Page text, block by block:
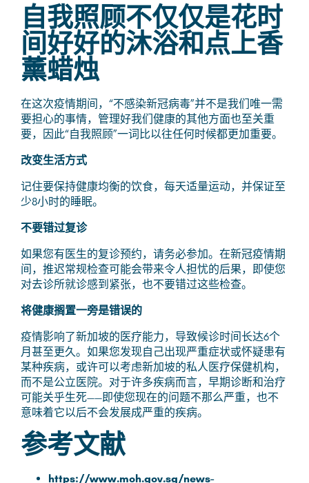
自我照顾不仅仅是花时
间好好的沐浴和点上香
薰蜡烛
在这次疫情期间，“不感染新冠病毒”并不是我们唯一需
要担心的事情，管理好我们健康的其他方面也至关重
要，因此“自我照顾”一词比以往任何时候都更加重要。
改变生活方式
记住要保持健康均衡的饮食，每天适量运动，并保证至
少8小时的睡眠。
不要错过复诊
如果您有医生的复诊预约，请务必参加。在新冠疫情期
间，推迟常规检查可能会带来令人担忧的后果，即使您
对去诊所就诊感到紧张，也不要错过这些检查。
将健康搁置一旁是错误的
疫情影响了新加坡的医疗能力，导致候诊时间长达6个
月甚至更久。如果您发现自己出现严重症状或怀疑患有
某种疾病，或许可以考虑新加坡的私人医疗保健机构，
而不是公立医院。对于许多疾病而言，早期诊断和治疗
可能关乎生死——即使您现在的问题不那么严重，也不
意味着它以后不会发展成严重的疾病。
参考文献
https://www.moh.gov.sg/news-